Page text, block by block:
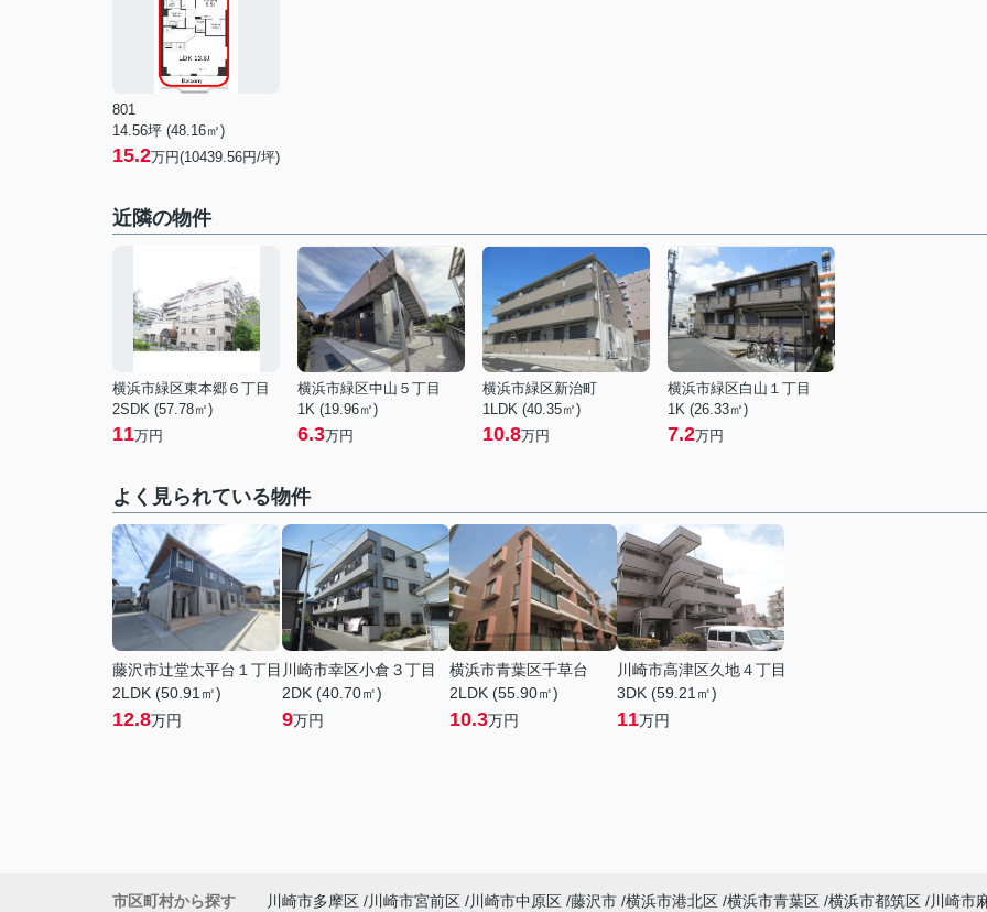
801
14.56坪 (48.16㎡)
15.2万円(10439.56円/坪)
近隣の物件
横浜市緑区東本郷６丁目
2SDK (57.78㎡)
11万円
横浜市緑区中山５丁目
1K (19.96㎡)
6.3万円
横浜市緑区新治町
1LDK (40.35㎡)
10.8万円
横浜市緑区白山１丁目
1K (26.33㎡)
7.2万円
よく見られている物件
藤沢市辻堂太平台１丁目
2LDK (50.91㎡)
12.8万円
川崎市幸区小倉３丁目
2DK (40.70㎡)
9万円
横浜市青葉区千草台
2LDK (55.90㎡)
10.3万円
川崎市高津区久地４丁目
3DK (59.21㎡)
11万円
市区町村から探す 川崎市多摩区 川崎市宮前区 川崎市中原区 藤沢市 横浜市港北区 横浜市青葉区 横浜市都筑区
川崎市